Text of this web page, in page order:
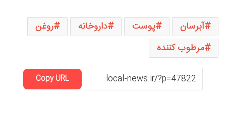
آبرسان پوست داروخانه
روغن
مرطوب کننده
Copy URL